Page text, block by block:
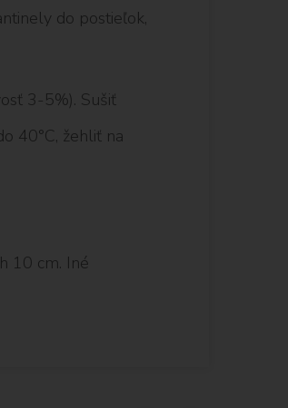
do postieľok,
3-5%). Sušiť
40°C, žehliť na
10 cm. Iné